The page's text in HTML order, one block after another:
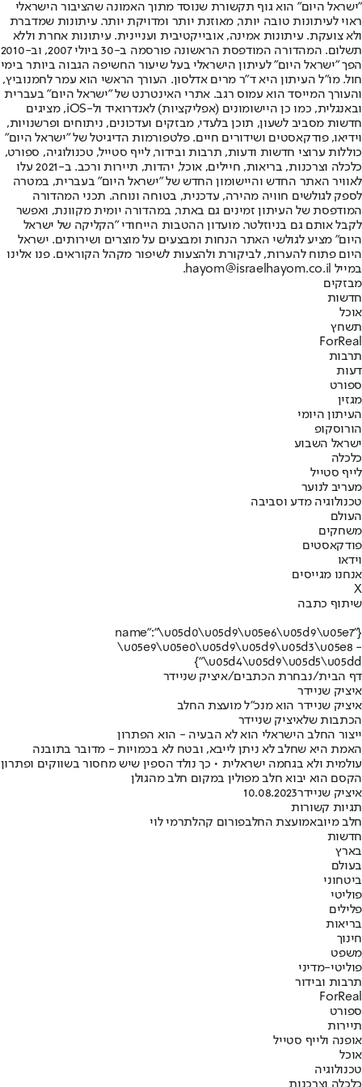
"ישראל היום" הוא גוף תקשורת שנוסד מתוך האמונה שהציבור הישראלי
ראוי לעיתונות טובה יותר, מאוזנת יותר ומדויקת יותר. עיתונות שמדברת
ולא צועקת. עיתונות אמינה, אובייקטיבית ועניינית. עיתונות אחרת וללא
תשלום. המהדורה המודפסת הראשונה פורסמה ב-30 ביולי 2007, וב-2010
הפך "ישראל היום" לעיתון הישראלי בעל שיעור החשיפה הגבוה ביותר בימי
חול. מו"ל העיתון היא ד"ר מרים אדלסון. העורך הראשי הוא עמר לחמנוביץ,
והעורך המייסד הוא עמוס רגב. אתרי האינטרנט של "ישראל היום" בעברית
ובאנגלית, כמו כן היישומונים (אפליקציות) לאנדרואיד ול-iOS, מציגים
חדשות מסביב לשעון, תוכן בלעדי, מבזקים ועדכונים, ניתוחים ופרשנויות,
וידיאו, פודקאסטים ושידורים חיים. פלטפורמות הדיגיטל של "ישראל היום"
כוללות ערוצי חדשות ודעות, תרבות ובידור, לייף סטייל, טכנולוגיה, ספורט,
כלכלה וצרכנות, בריאות, חיילים, אוכל, יהדות, תיירות ורכב. ב-2021 עלו
לאוויר האתר החדש והיישומון החדש של "ישראל היום" בעברית, במטרה
לספק לגולשים חוויה מהירה, עדכנית, בטוחה ונוחה. תכני המהדורה
המודפסת של העיתון זמינים גם באתר, במהדורה יומית מקוונת, ואפשר
לקבל אותם גם בניוזלטר. מועדון ההטבות הייחודי "הקליקה של ישראל
היום" מציע לגולשי האתר הנחות ומבצעים על מוצרים ושירותים. ישראל
היום פתוח להערות, לביקורת ולהצעות לשיפור מקהל הקוראים. פנו אלינו
במייל hayom@israelhayom.co.il.
מבזקים
חדשות
אוכל
תשחץ
ForReal
תרבות
דעות
ספורט
מגזין
העיתון היומי
הורוסקופ
ישראל השבוע
כלכלה
לייף סטייל
מעריב לנוער
טכנולוגיה מדע וסביבה
העולם
משחקים
פודקאסטים
וידאו
אנחנו מגייסים
X
שיתוף כתבה
{"name":"\u05d0\u05d9\u05e6\u05d9\u05e7
\u05e9\u05e0\u05d9\u05d9\u05d3\u05e8 -
\u05d4\u05d9\u05d5\u05dd"}
דף הבית/נבחרת הכתבים/איציק שניידר
איציק שניידר
איציק שניידר הוא מנכ"ל מועצת החלב
הכתבות שלאיציק שניידר
ייצור החלב הישראלי הוא לא הבעיה - הוא הפתרון
האמת היא שחלב לא ניתן לייבא, ובטח לא בכמויות - מדובר בתובנה
עולמית ולא בגחמה ישראלית • כך נולד הספין שיש מחסור בשווקים ופתרון
הקסם הוא יבוא חלב מפולין במקום חלב מהגולן
איציק שניידר10.08.2023
תגיות קשורות
חלב מיובאמועצת החלבפורום קהלתרמי לוי
חדשות
בארץ
בעולם
ביטחוני
פוליטי
פלילים
בריאות
חינוך
משפט
פוליטי-מדיני
תרבות ובידור
ForReal
ספורט
תיירות
אופנה ולייף סטייל
אוכל
טכנולוגיה